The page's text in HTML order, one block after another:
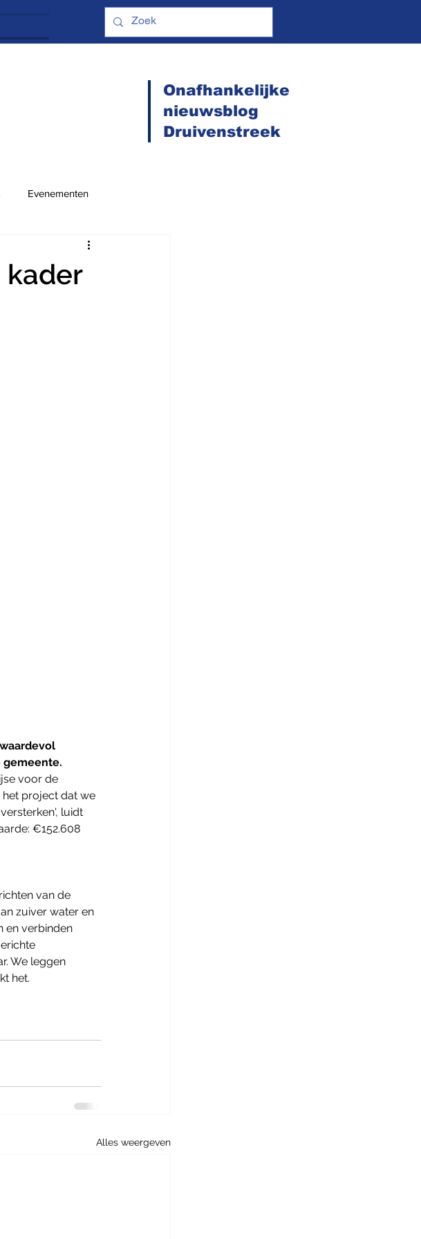
Onafhankelijke
nieuwsblog
Druivenstreek
Evenementen
kader
gemeente.
voor de
het project dat we
luidt
€152.608
van de
zuiver water en
en verbinden
We leggen
het.
Alles weergeven